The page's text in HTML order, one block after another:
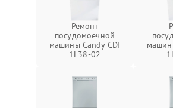
Ремонт
посудомоечной
машины Candy CDI
1L38-02